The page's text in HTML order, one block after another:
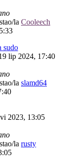
la Cooleech
sudo
lip 2024, 17:40
la slamd64
2023, 13:05
la rusty